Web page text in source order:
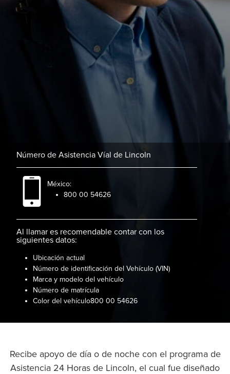
Número de Asistencia Víal de Lincoln
México:
800 00 54626
Al llamar es recomendable contar con los
siguientes datos:
Ubicación actual
Número de identificación del Vehículo (VIN)
Marca y modelo del vehículo
Número de matrícula
Color del vehículo800 00 54626
Recibe apoyo de día o de noche con el programa de
Asistencia 24 Horas de Lincoln, el cual fue diseñado